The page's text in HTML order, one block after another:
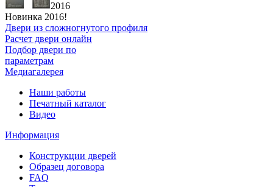
2016
Новинка 2016!
Двери из сложногнутого профиля
Расчет двери онлайн
Подбор двери по
параметрам
Медиагалерея
Наши работы
Печатный каталог
Видео
Информация
Конструкции дверей
Образец договора
FAQ